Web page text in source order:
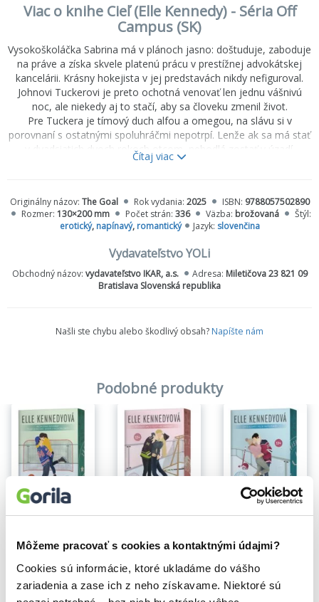
Môžeme pracovať s cookies a kontaktnými údajmi?
Cookies sú informácie, ktoré ukladáme do vášho
zariadenia a zase ich z neho získavame. Niektoré sú
Viac o knihe Cieľ (Elle Kennedy) - Séria Off
Campus (SK)
Vysokoškoláčka Sabrina má v plánoch jasno: doštuduje, zaboduje
na práve a získa skvele platenú prácu v prestížnej advokátskej
kancelárii. Krásny hokejista v jej predstavách nikdy nefiguroval.
Johnovi Tuckerovi je preto ochotná venovať len jednu vášnivú
noc, ale niekedy aj to stačí, aby sa človeku zmenil život.
Pre Tuckera je tímový duch alfou a omegou, na slávu si v
porovnaní s ostatnými spoluhráčmi nepotrpí. Lenže ak sa má stať
v dvadsiatich dvoch rokoch otcom, nehodlá zostať v úzadí.
Zaumieni si, že sa o všetko postará a ako rodič zahviezdi.
odmieta pomoc. Ako ju má Tucker presvedčiť, že niektoré ciele sa
dajú dosiahnuť len s asistenciou?
Čítaj viac
Originálny názov: The Goal Rok vydania: 2025 ISBN: 9788057502890
Rozmer: 130×200 mm Počet strán: 336 Väzba: brožovaná
Štýl:
erotický, napínavý, romantický Jazyk: slovenčina
Vydavateľstvo YOLi
Obchodný názov: vydavateľstvo IKAR, a.s. Adresa: Miletičova 23 821 09
Bratislava Slovenská republika
Našli ste chybu alebo škodlivý obsah? Napíšte nám
Podobné produkty
Na sklade
Elle Kennedy
13,35€
Na sklade
Elle Kennedy
13,35€
Na sklade
Elle Kennedy
13,35€